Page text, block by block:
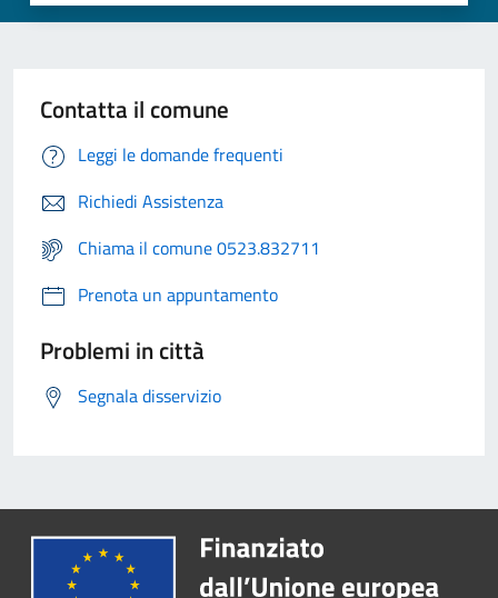
Contatta il comune
Leggi le domande frequenti
Richiedi Assistenza
Chiama il comune 0523.832711
Prenota un appuntamento
Problemi in città
Segnala disservizio